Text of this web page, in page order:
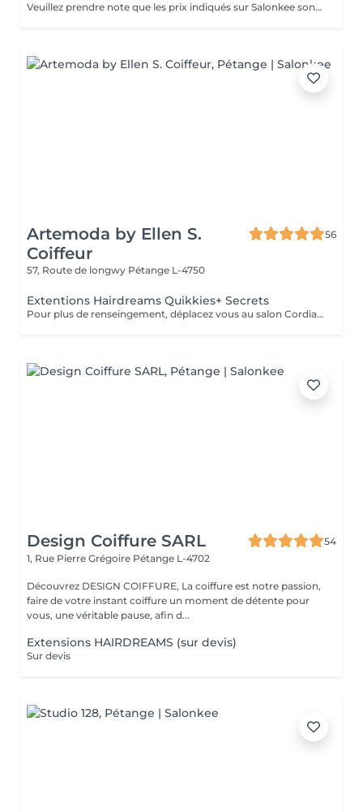
Veuillez prendre note que les prix indiqués sur Salonkee sont communiqués à titre informatif et s'entendent de base. Ces derniers sont susceptibles de varier selon le diagnostic réalisé à votre arrivée au salon et l'expertise du professionnel à qui vous confiez votre beauté. Dans tous les cas, un devis précis vous sera proposé et toutes réalisations de prestations seront effectuées avec votre accord. Un grand merci d'avance pour votre compréhension. Au plaisir de vous revoir très vite.
Artemoda by Ellen S.
Coiffeur
56
57, Route de longwy Pétange L-4750
Extentions Hairdreams Quikkies+ Secrets
Pour plus de renseingement, déplacez vous au salon Cordialement
Design Coiffure SARL
54
1, Rue Pierre Grégoire Pétange L-4702
Découvrez DESIGN COIFFURE, La coiffure est notre passion,
faire de votre instant coiffure un moment de détente pour
vous, une véritable pause, afin d...
Extensions HAIRDREAMS (sur devis)
Sur devis